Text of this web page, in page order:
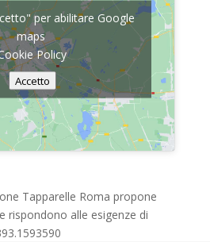
per abilitare Google
maps
Policy
Accetto
Tapparelle Roma propone
rispondono alle esigenze di